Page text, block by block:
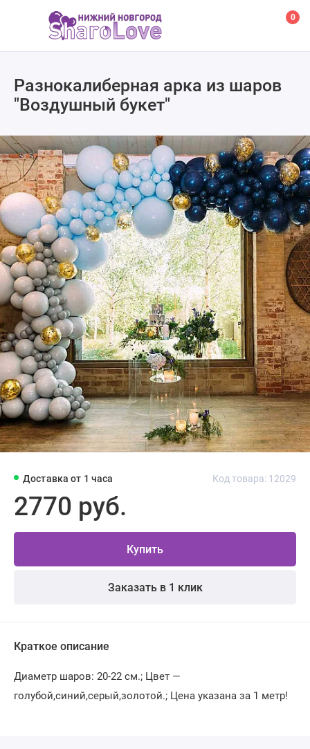
0
Разнокалиберная арка из шаров
"Воздушный букет"
Доставка от 1 часа Код товара: 12029
2770 руб.
Купить
Заказать в 1 клик
Краткое описание
Диаметр шаров: 20-22 см.; Цвет —
голубой,синий,серый,золотой.; Цена указана за 1 метр!